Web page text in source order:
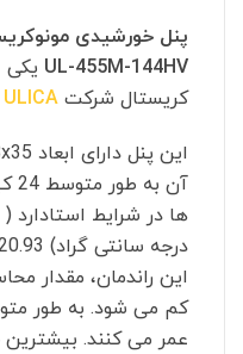
UL-455M-144HV یکی
کریستال شرکت ULICA
این راندمان، مقدار